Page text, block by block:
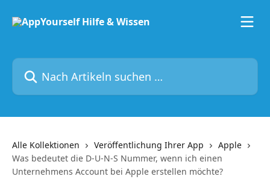
Nach Artikeln suchen …
Alle Kollektionen Veröffentlichung Ihrer App
Apple
Was bedeutet die D-U-N-S Nummer, wenn ich einen
Unternehmens Account bei Apple erstellen möchte?